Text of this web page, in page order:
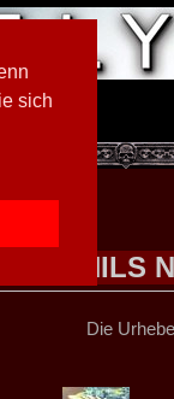
sich
NILS
Die